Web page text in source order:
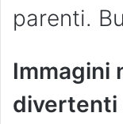
parenti.
Immagini
divertenti